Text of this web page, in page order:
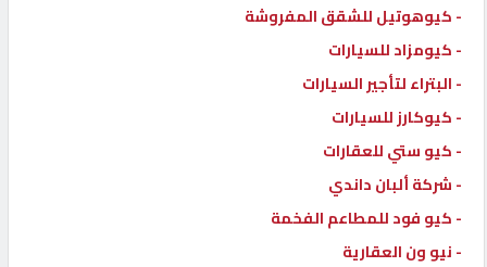
POWERED
QHOST
- كيوهوتيل للشقق المفروشة
- كيومزاد للسيارات
- البتراء لتأجير السيارات
- كيوكارز للسيارات
- كيو ستي للعقارات
- شركة ألبان داندي
- كيو فود للمطاعم الفخمة
- نيو ون العقارية